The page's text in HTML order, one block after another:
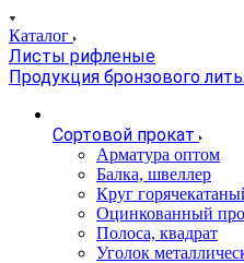
Каталог
Листы рифленые
Продукция бронзового
Сортовой прокат
Арматура оптом
Балка, швеллер
Круг
Оцинкованный
Полоса, квадрат
Уголок